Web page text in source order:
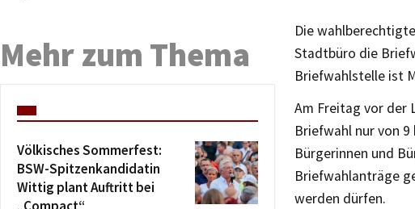
Die
Stadtbüro die
Briefwahlstelle ist
Am Freitag vor der
Briefwahl nur von
Bürgerinnen und
Briefwahlanträge
werden dürfen.
Mehr zum Thema
Völkisches Sommerfest:
BSW-Spitzenkandidatin
Wittig plant Auftritt bei